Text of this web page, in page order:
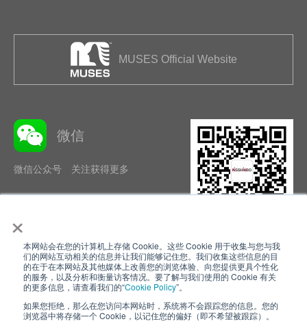
×
本网站会在您的计算机上存储 Cookie。这些 Cookie 用于收集与您与我
们的网站互动相关的信息并让我们能够记住您。我们收集这些信息的目
的在于在本网站及其他媒体上改善您的浏览体验、向您提供更具个性化
的服务，以及分析和衡量访客情况。要了解与我们使用的 Cookie 有关
的更多信息，请查看我们的“Cookie Policy”。
如果您拒绝，那么在您访问本网站时，系统将不会跟踪您的信息。您的
浏览器中将存储一个 Cookie，以记住您的偏好（即不希望被跟踪）。
MUSES Official Website
微信
微信公众号 关注获得更多
隐私政策 使用条款
Cookie Policy 网站地图
Nisshinbo Holdings Inc.